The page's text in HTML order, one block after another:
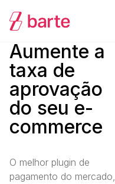
Aumente a
taxa de
aprovação
do seu e-
commerce
O melhor plugin de
pagamento do mercado,